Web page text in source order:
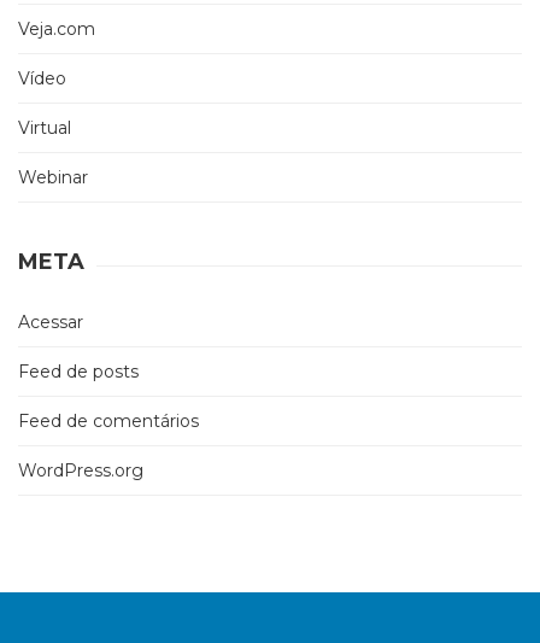
Veja.com
Vídeo
Virtual
Webinar
META
Acessar
Feed de posts
Feed de comentários
WordPress.org